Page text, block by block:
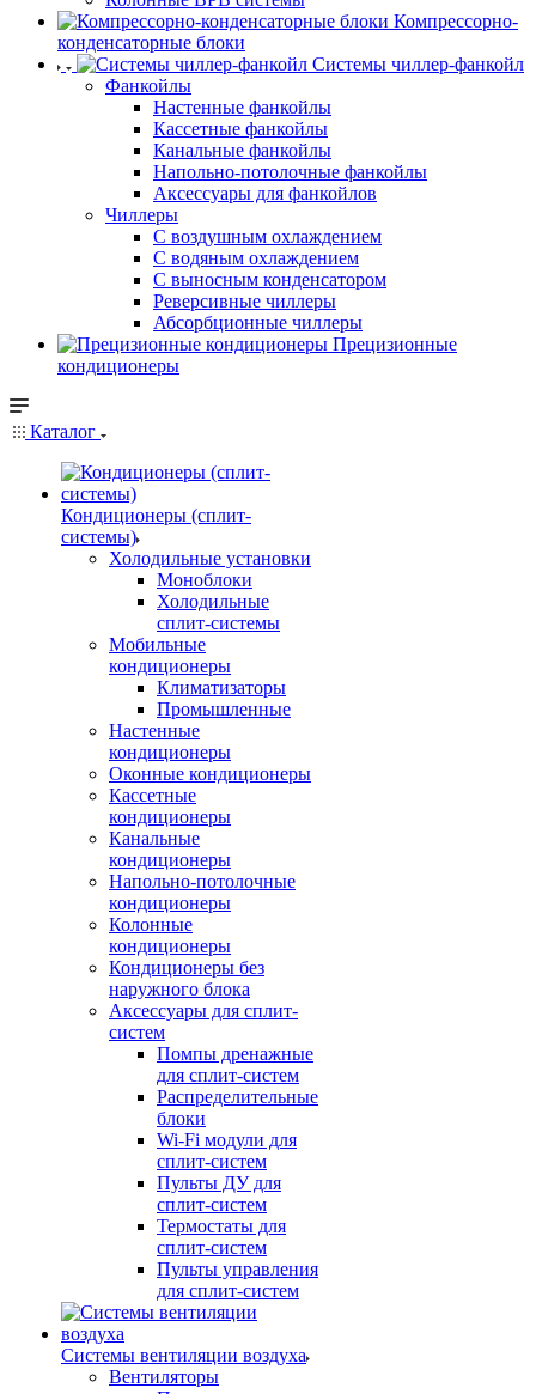
Компрессорно-
конденсаторные блоки
Системы чиллер-фанкойл
Фанкойлы
Настенные фанкойлы
Кассетные фанкойлы
Канальные фанкойлы
Напольно-потолочные фанкойлы
Аксессуары для фанкойлов
Чиллеры
С воздушным охлаждением
С водяным охлаждением
С выносным конденсатором
Реверсивные чиллеры
Абсорбционные чиллеры
Прецизионные
кондиционеры
Каталог
Кондиционеры (сплит-
системы)
Холодильные установки
Моноблоки
Холодильные
сплит-системы
Мобильные
кондиционеры
Климатизаторы
Промышленные
Настенные
кондиционеры
Оконные кондиционеры
Кассетные
кондиционеры
Канальные
кондиционеры
Напольно-потолочные
кондиционеры
Колонные
кондиционеры
Кондиционеры без
наружного блока
Аксессуары для сплит-
систем
Помпы дренажные
для сплит-систем
Распределительные
блоки
Wi-Fi модули для
сплит-систем
Пульты ДУ для
сплит-систем
Термостаты для
сплит-систем
Пульты управления
для сплит-систем
Системы вентиляции воздуха
Вентиляторы